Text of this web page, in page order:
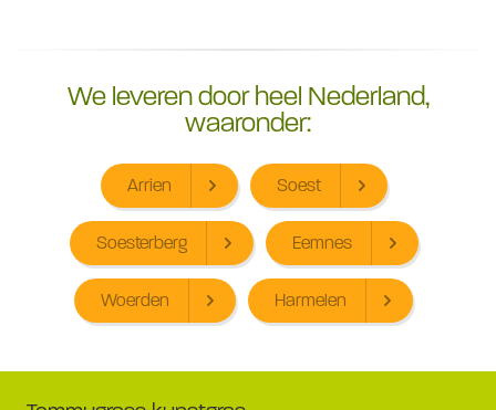
We leveren door heel Nederland,
waaronder:
Arrien Soest
Soesterberg Eemnes
Woerden Harmelen